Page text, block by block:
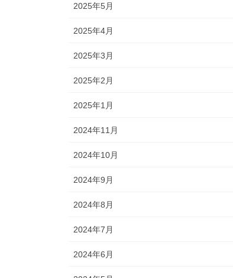
2025年5月
2025年4月
2025年3月
2025年2月
2025年1月
2024年11月
2024年10月
2024年9月
2024年8月
2024年7月
2024年6月